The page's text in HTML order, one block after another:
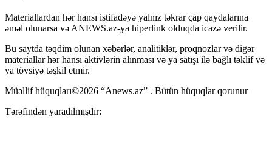
Materiallardan hər hansı istifadəyə yalnız təkrar çap qaydalarına
əməl olunarsa və ANEWS.az-ya hiperlink olduqda icazə verilir.
Bu saytda təqdim olunan xəbərlər, analitiklər, proqnozlar və digər
materiallar hər hansı aktivlərin alınması və ya satışı ilə bağlı təklif və
ya tövsiyə təşkil etmir.
Müəllif hüquqları©2026 “Anews.az” . Bütün hüquqlar qorunur
Tərəfindən yaradılmışdır: